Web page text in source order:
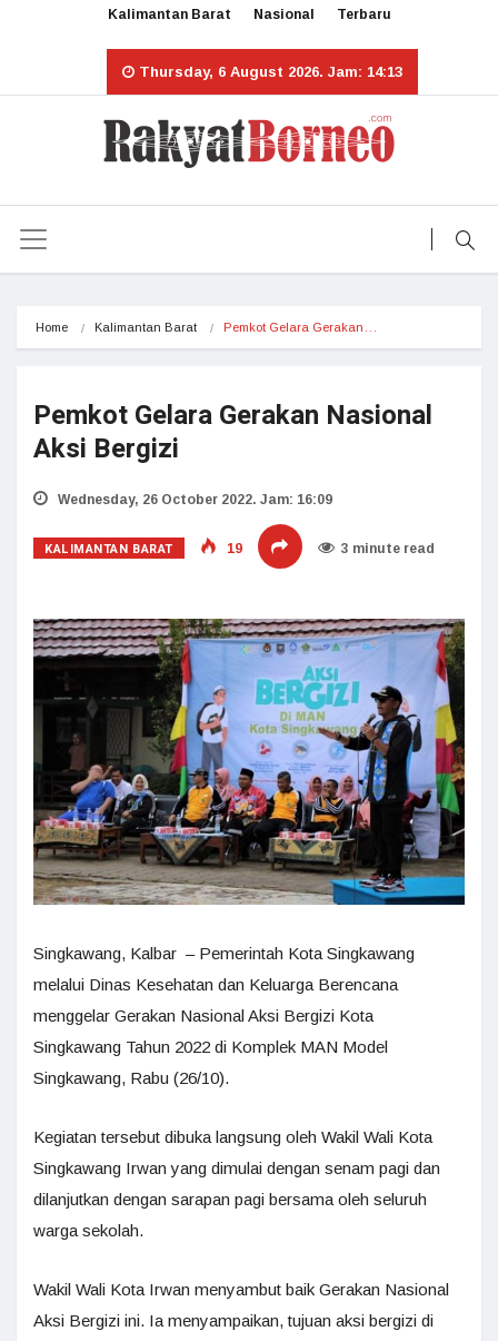
Kalimantan Barat Nasional Terbaru
Thursday, 6 August 2026. Jam: 14:13
Home Kalimantan Barat Pemkot Gelara Gerakan…
Pemkot Gelara Gerakan Nasional
Aksi Bergizi
Wednesday, 26 October 2022. Jam: 16:09
KALIMANTAN BARAT 19 3 minute read
Singkawang, Kalbar – Pemerintah Kota Singkawang
melalui Dinas Kesehatan dan Keluarga Berencana
menggelar Gerakan Nasional Aksi Bergizi Kota
Singkawang Tahun 2022 di Komplek MAN Model
Singkawang, Rabu (26/10).
Kegiatan tersebut dibuka langsung oleh Wakil Wali Kota
Singkawang Irwan yang dimulai dengan senam pagi dan
dilanjutkan dengan sarapan pagi bersama oleh seluruh
warga sekolah.
Wakil Wali Kota Irwan menyambut baik Gerakan Nasional
Aksi Bergizi ini. Ia menyampaikan, tujuan aksi bergizi di